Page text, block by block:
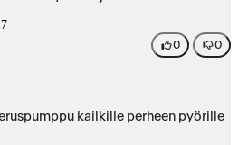
0 0
kailkille perheen pyörille